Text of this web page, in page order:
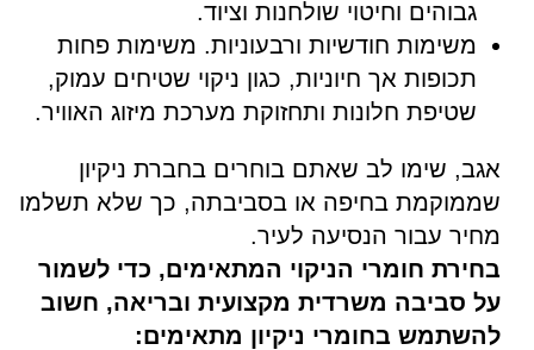
גבוהים וחיטוי שולחנות וציוד.
משימות חודשיות ורבעוניות. משימות פחות
תכופות אך חיוניות, כגון ניקוי שטיחים עמוק,
שטיפת חלונות ותחזוקת מערכת מיזוג האוויר.
אגב, שימו לב שאתם בוחרים בחברת ניקיון
שממוקמת בחיפה או בסביבתה, כך שלא תשלמו
מחיר עבור הנסיעה לעיר.
בחירת חומרי הניקוי המתאימים, כדי לשמור
על סביבה משרדית מקצועית ובריאה, חשוב
להשתמש בחומרי ניקיון מתאימים: